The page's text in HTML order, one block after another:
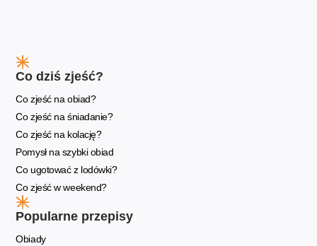
Co dziś zjeść?
Co zjeść na obiad?
Co zjeść na śniadanie?
Co zjeść na kolację?
Pomysł na szybki obiad
Co ugotować z lodówki?
Co zjeść w weekend?
Popularne przepisy
Obiady